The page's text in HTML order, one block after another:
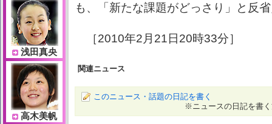
も、「新たな課題がどっさり」と反
［2010年2月21日20時33分］
関連ニュース
このニュース・話題の日記を書く
※ニュースの日記を書
浅田真央
高木美帆